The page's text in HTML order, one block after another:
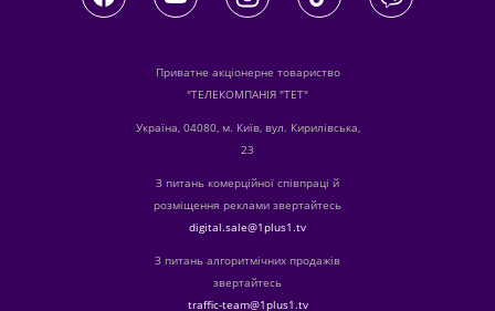
Приватне акціонерне товариство
"ТЕЛЕКОМПАНІЯ "ТЕТ"
Україна, 04080, м. Київ, вул. Кирилівська,
23
З питань комерційної співпраці й
розміщення реклами звертайтесь
digital.sale@1plus1.tv
З питань алгоритмічних продажів
звертайтесь
traffic-team@1plus1.tv